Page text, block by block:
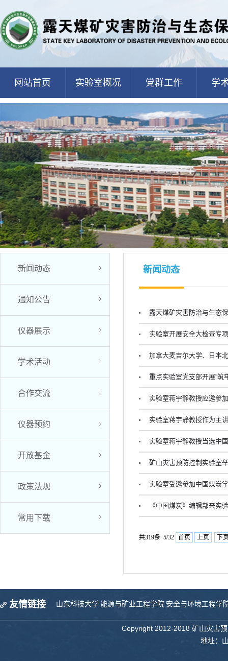
网站首页 实验室概况 党群工作 学
新闻动态
通知公告
仪器展示
学术活动
合作交流
仪器预约
开放基金
政策法规
常用下载
新闻动态
露天煤矿灾害防治与生态
实验室开展安全大检查专
加拿大麦吉尔大学、日本
重点实验室党支部开展“筑
实验室蒋宇静教授应邀参
实验室蒋宇静教授作为主
实验室蒋宇静教授当选中
矿山灾害预防控制实验室
实验室受邀参加中国煤炭
《中国煤炭》编辑部来实
共319条 5/32 首页 上页 下
友情链接 山东科技大学 能源与矿业工程学院 安全与环境工程学
Copyright 2012-2018 矿山灾害
地址：